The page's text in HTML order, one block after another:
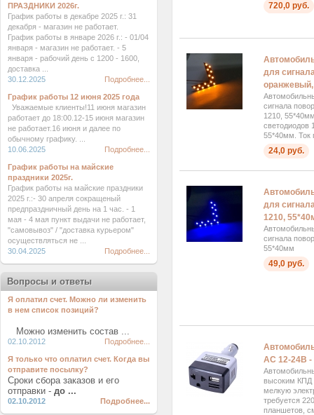
720,0 руб.
для
оранжевый,
сигнала
1210,
светодиодов
55*40мм. Ток
24,0 руб.
для
1210,
сигнала
55*40мм
49,0 руб.
AC 12-24В
высоким КПД
мелкую
требуется
планшетов,
ПРАЗДНИКИ 2026г.
График работы в декабре 2025 г.: 31
декабря - магазин не работает.
График работы в январе 2026 г.: - 01/04
января - магазин не работает. - 5
января - рабочий день с 1200 - 1600,
доставка ...
30.12.2025
Подробнее...
График работы 12 июня 2025 года
Уважаемые клиенты!11 июня магазин
работает до 18:00.12-15 июня магазин
не работает.16 июня и далее по
обычному графику. ...
10.06.2025
Подробнее...
График работы на майские
праздники 2025г.
График работы на майские праздники
2025 г.:- 30 апреля сокращеный
предпраздничный день на 1 час. - 1
мая - 4 мая пункт выдачи не работает,
"самовывоз" / "доставка курьером"
осуществляться не ...
30.04.2025
Подробнее...
Вопросы и ответы
Я оплатил счет. Можно ли изменить
в нем список позиций?
Можно изменить состав ...
02.10.2012 Подробнее...
Я только что оплатил счет. Когда вы
отправите посылку?
Сроки сбора заказов и его
отправки - до ...
02.10.2012 Подробнее...